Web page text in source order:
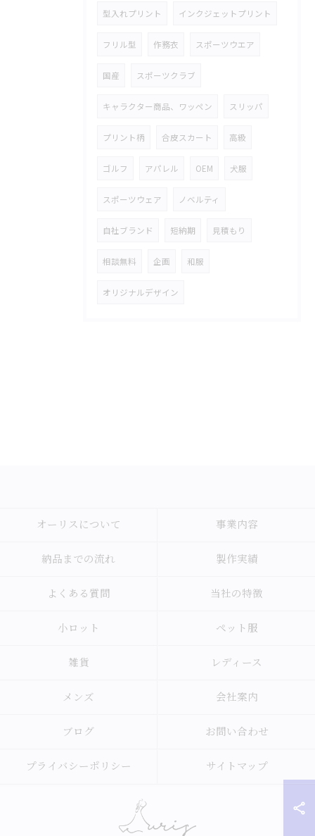
型入れプリント インクジェットプリント
フリル型 作務衣 スポーツウエア
国産 スポーツクラブ
キャラクター商品、ワッペン スリッパ
プリント柄 合皮スカート 高級
ゴルフ アパレル OEM 犬服
スポーツウェア ノベルティ
自社ブランド 短納期 見積もり
相談無料 企画 和服
オリジナルデザイン
オーリスについて 事業内容
納品までの流れ 製作実績
よくある質問 当社の特徴
小ロット ペット服
雑貨 レディース
メンズ 会社案内
ブログ お問い合わせ
プライバシーポリシー サイトマップ